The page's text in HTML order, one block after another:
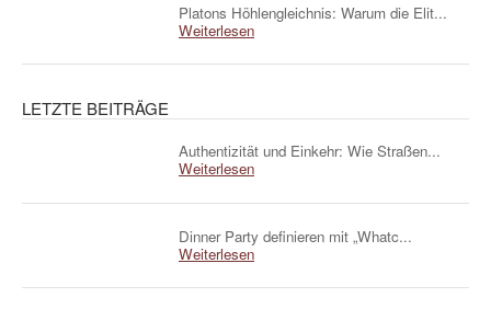
Platons Höhlengleichnis: Warum die Elit...
Weiterlesen
LETZTE BEITRÄGE
Authentizität und Einkehr: Wie Straßen...
Weiterlesen
Dinner Party definieren mit „Whatc...
Weiterlesen